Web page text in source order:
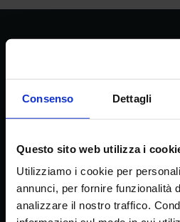
Consenso Dettagli
Questo sito web utilizza i
Utilizziamo i cookie per
annunci, per fornire funzionalità
analizzare il nostro traffico.
Consiglio
l’analisi
Sede principale
Via della Navicella 2/4, 00184 Roma
Partita IVA 08183101008
C.F.: 97231970589